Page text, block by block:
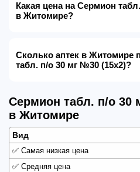
Какая цена на Сермион
в Житомире?
Сколько аптек в Житомире
табл. п/о 30 мг №30 (15х2)?
Сермион табл. п/о 30
в Житомире
Вид
✅ Самая низкая цена
✅ Средняя цена